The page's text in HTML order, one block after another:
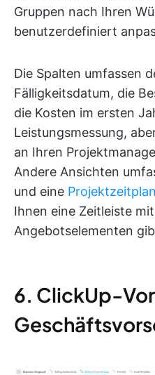
Gruppen nach Ihren
benutzerdefiniert
Die Spalten umfassen
Fälligkeitsdatum, die
die Kosten im ersten
Leistungsmessung,
an Ihren
Andere Ansichten
und eine
Ihnen eine Zeitleiste
Angebotselementen
6. ClickUp-